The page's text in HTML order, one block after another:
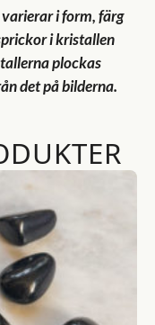
i form, färg
i kristallen
plockas
det på bilderna.